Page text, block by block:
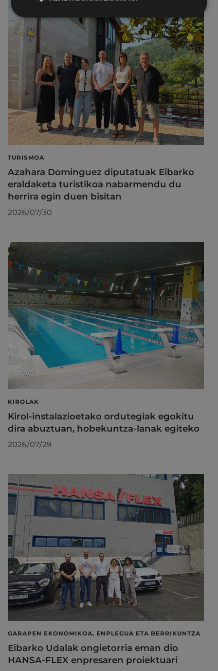
TURISMOA
Azahara Dominguez diputatuak Eibarko
eraldaketa turistikoa nabarmendu du
herrira egin duen bisitan
2026/07/30
KIROLAK
Kirol-instalazioetako ordutegiak egokitu
dira abuztuan, hobekuntza-lanak egiteko
2026/07/29
GARAPEN EKONOMIKOA, ENPLEGUA ETA BERRIKUNTZA
Eibarko Udalak ongietorria eman dio
HANSA-FLEX enpresaren proiektuari